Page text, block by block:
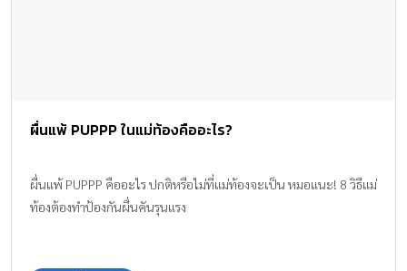
ผื่นแพ้ PUPPP ในแม่ท้องคืออะไร?
ผื่นแพ้ PUPPP คืออะไร ปกติหรือไม่ที่แม่ท้องจะเป็น หมอแนะ! 8 วิธีแม่
ท้องต้องทำป้องกันผื่นคันรุนแรง